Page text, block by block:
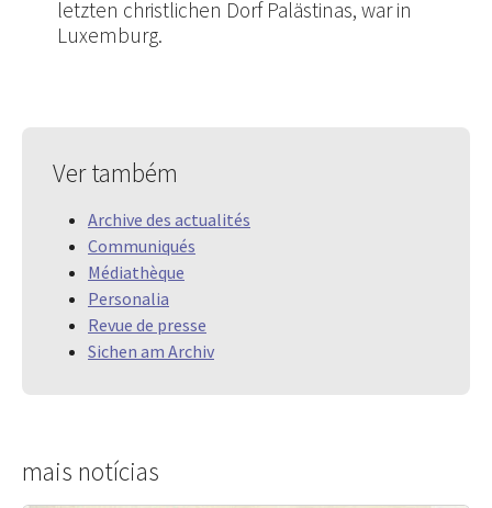
letzten christlichen Dorf Palästinas, war in
Luxemburg.
Ver também
Archive des actualités
Communiqués
Médiathèque
Personalia
Revue de presse
Sichen am Archiv
mais notícias